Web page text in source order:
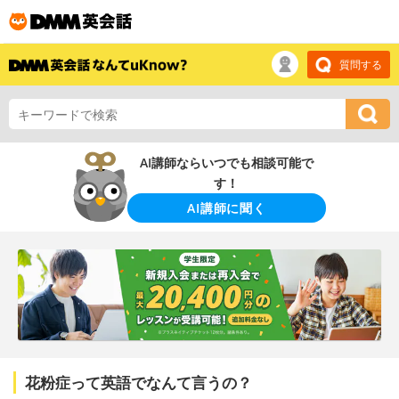
質問する
AI講師ならいつでも相談可能で
す！
AI講師に聞く
花粉症って英語でなんて言うの？